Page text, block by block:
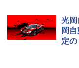
光岡
岡
定の